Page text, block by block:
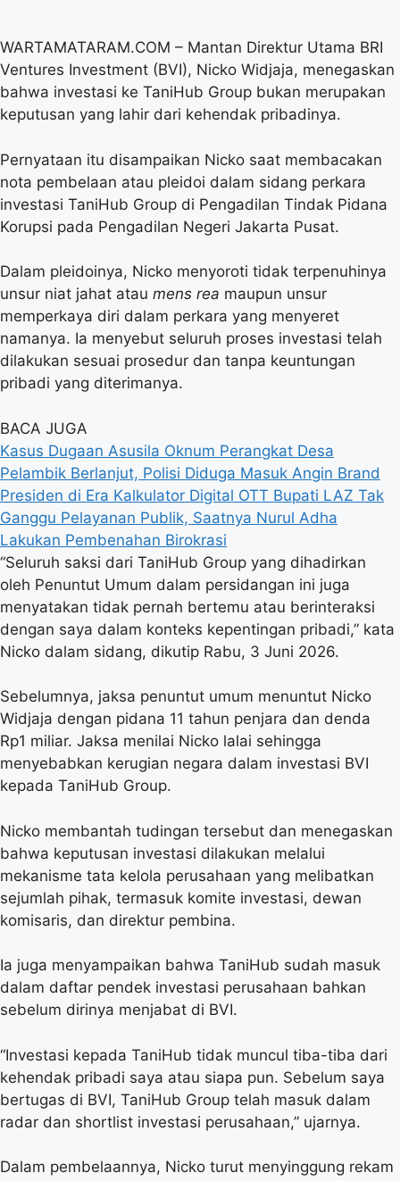
WARTAMATARAM.COM – Mantan Direktur Utama BRI
Ventures Investment (BVI), Nicko Widjaja, menegaskan
bahwa investasi ke TaniHub Group bukan merupakan
keputusan yang lahir dari kehendak pribadinya.
Pernyataan itu disampaikan Nicko saat membacakan
nota pembelaan atau pleidoi dalam sidang perkara
investasi TaniHub Group di Pengadilan Tindak Pidana
Korupsi pada Pengadilan Negeri Jakarta Pusat.
Dalam pleidoinya, Nicko menyoroti tidak terpenuhinya
unsur niat jahat atau mens rea maupun unsur
memperkaya diri dalam perkara yang menyeret
namanya. Ia menyebut seluruh proses investasi telah
dilakukan sesuai prosedur dan tanpa keuntungan
pribadi yang diterimanya.
BACA JUGA
Kasus Dugaan Asusila Oknum Perangkat Desa
Pelambik Berlanjut, Polisi Diduga Masuk Angin Brand
Presiden di Era Kalkulator Digital OTT Bupati LAZ Tak
Ganggu Pelayanan Publik, Saatnya Nurul Adha
Lakukan Pembenahan Birokrasi
“Seluruh saksi dari TaniHub Group yang dihadirkan
oleh Penuntut Umum dalam persidangan ini juga
menyatakan tidak pernah bertemu atau berinteraksi
dengan saya dalam konteks kepentingan pribadi,” kata
Nicko dalam sidang, dikutip Rabu, 3 Juni 2026.
Sebelumnya, jaksa penuntut umum menuntut Nicko
Widjaja dengan pidana 11 tahun penjara dan denda
Rp1 miliar. Jaksa menilai Nicko lalai sehingga
menyebabkan kerugian negara dalam investasi BVI
kepada TaniHub Group.
Nicko membantah tudingan tersebut dan menegaskan
bahwa keputusan investasi dilakukan melalui
mekanisme tata kelola perusahaan yang melibatkan
sejumlah pihak, termasuk komite investasi, dewan
komisaris, dan direktur pembina.
Ia juga menyampaikan bahwa TaniHub sudah masuk
dalam daftar pendek investasi perusahaan bahkan
sebelum dirinya menjabat di BVI.
“Investasi kepada TaniHub tidak muncul tiba-tiba dari
kehendak pribadi saya atau siapa pun. Sebelum saya
bertugas di BVI, TaniHub Group telah masuk dalam
radar dan shortlist investasi perusahaan,” ujarnya.
Dalam pembelaannya, Nicko turut menyinggung rekam